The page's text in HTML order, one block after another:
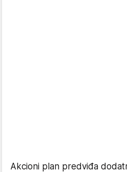
Akcioni plan predviđa